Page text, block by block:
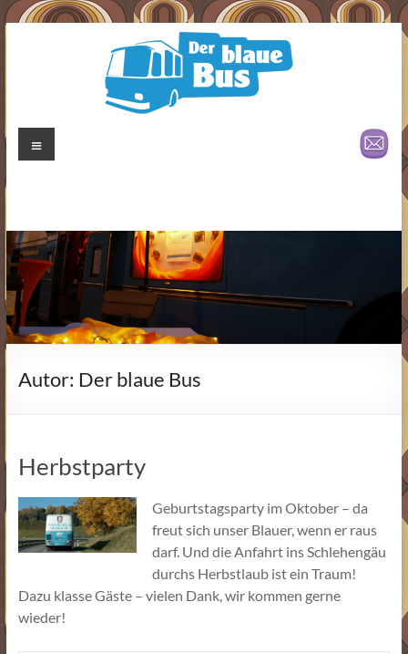
Zum
Der
Menü
Autor: Der blaue Bus
Herbstparty
Geburtstagsparty im Oktober – da
freut sich unser Blauer, wenn er raus
darf. Und die Anfahrt ins Schlehengäu
durchs Herbstlaub ist ein Traum!
Dazu klasse Gäste – vielen Dank, wir kommen gerne
wieder!